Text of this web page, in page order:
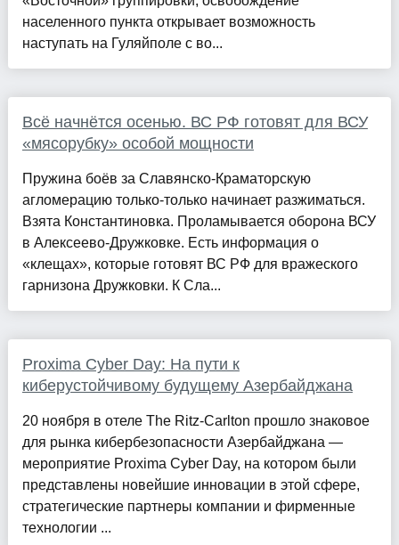
населенного пункта открывает возможность
наступать на Гуляйполе с во...
Всё начнётся осенью. ВС РФ готовят для ВСУ
«мясорубку» особой мощности
Пружина боёв за Славянско-Краматорскую
агломерацию только-только начинает разжиматься.
Взята Константиновка. Проламывается оборона ВСУ
в Алексеево-Дружковке. Есть информация о
«клещах», которые готовят ВС РФ для вражеского
гарнизона Дружковки. К Сла...
Proxima Cyber Day: На пути к
киберустойчивому будущему Азербайджана
20 ноября в отеле The Ritz-Carlton прошло знаковое
для рынка кибербезопасности Азербайджана —
мероприятие Proxima Cyber Day, на котором были
представлены новейшие инновации в этой сфере,
стратегические партнеры компании и фирменные
технологии ...